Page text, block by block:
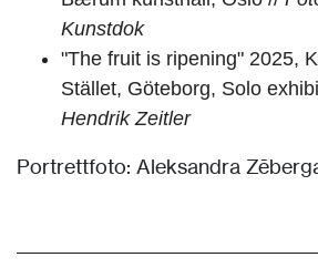
Kunstdok
"The fruit is ripening" 2025,
Stället, Göteborg, Solo
Hendrik Zeitler
Portrettfoto: Aleksandra